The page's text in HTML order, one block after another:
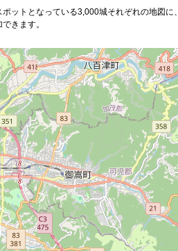
ットとなっている3,000城それぞれの地図に、
きます。